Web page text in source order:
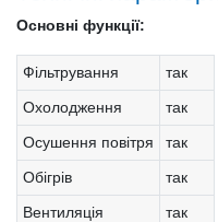
Основні функції:
Фільтрування
так
Охолодження
так
Осушення повітря
так
Обігрів
так
Вентиляція
так